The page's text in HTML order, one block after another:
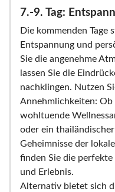
7.-9. Tag:
Die kommenden Tage
Entspannung und
Sie die angenehme
lassen Sie die
nachklingen. Nutzen
Annehmlichkeiten: Ob
wohltuende
oder ein
Geheimnisse der
finden Sie die
und Erlebnis.
Alternativ bietet sich